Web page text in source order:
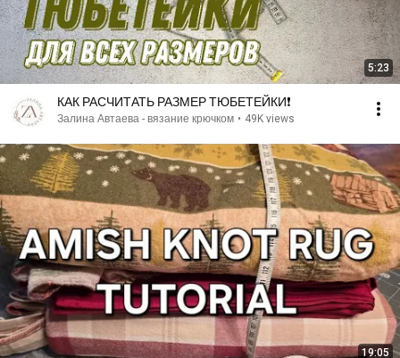
5:23
КАК РАСЧИТАТЬ РАЗМЕР ТЮБЕТЕЙКИ❗️
Залина Автаева - вязание крючком • 49K views
19:05